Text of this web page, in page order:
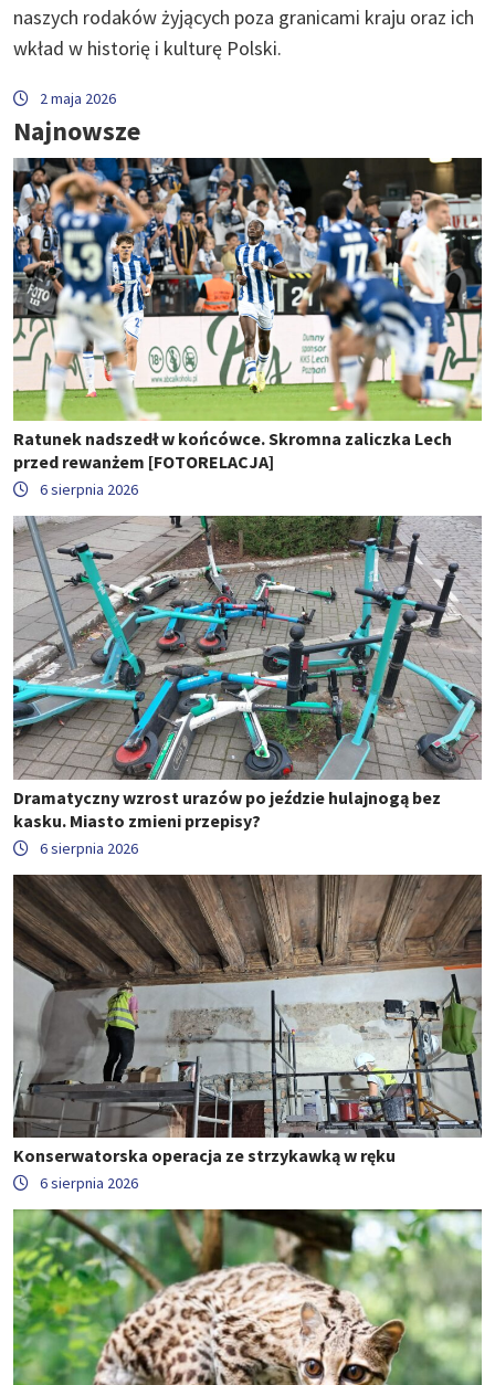
naszych rodaków żyjących poza granicami kraju oraz ich
wkład w historię i kulturę Polski.
2 maja 2026
Najnowsze
Ratunek nadszedł w końcówce. Skromna zaliczka Lech
przed rewanżem [FOTORELACJA]
6 sierpnia 2026
Dramatyczny wzrost urazów po jeździe hulajnogą bez
kasku. Miasto zmieni przepisy?
6 sierpnia 2026
Konserwatorska operacja ze strzykawką w ręku
6 sierpnia 2026